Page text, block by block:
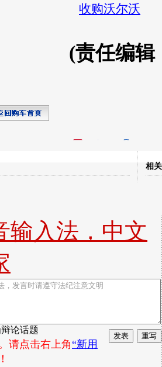
收购沃尔沃
(责任编辑
转发至：
相
输入法，中文
论话题
请点击右上角“新用